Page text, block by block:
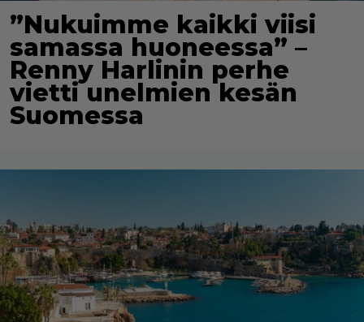
”Nukuimme kaikki viisi
samassa huoneessa” –
Renny Harlinin perhe
vietti unelmien kesän
Suomessa